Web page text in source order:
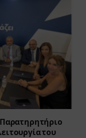
Παρατηρητήριο
του